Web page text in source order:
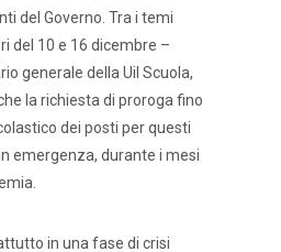
del Governo. Tra i temi
del 10 e 16 dicembre –
generale della Uil Scuola,
la richiesta di proroga fino
dei posti per questi
emergenza, durante i mesi
in una fase di crisi